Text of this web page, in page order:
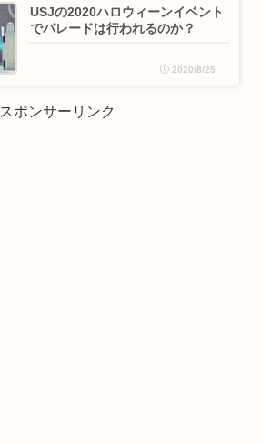
USJの2020ハロウィーンイベント
でパレードは行われるのか？
2020/8/25
スポンサーリンク